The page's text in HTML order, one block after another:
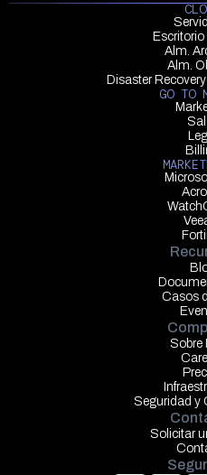
Alm.
Alm.
Disaster
GO TO
Casos
Sobre
Seguridad y
Solicitar